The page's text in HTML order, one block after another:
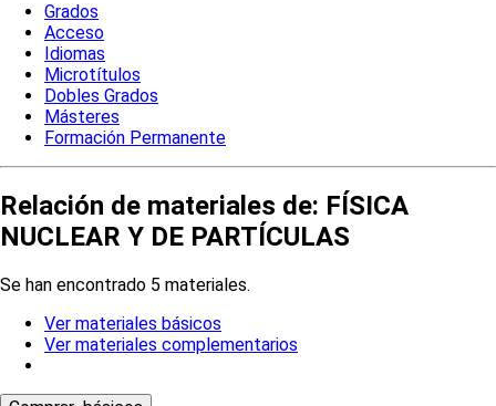
Grados
Acceso
Idiomas
Microtítulos
Dobles Grados
Másteres
Formación Permanente
Relación de materiales de: FÍSICA
NUCLEAR Y DE PARTÍCULAS
Se han encontrado 5 materiales.
Ver materiales básicos
Ver materiales complementarios